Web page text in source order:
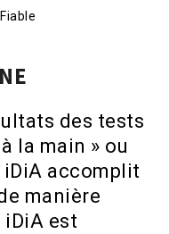
des tests
la main » ou
accomplit
manière
est